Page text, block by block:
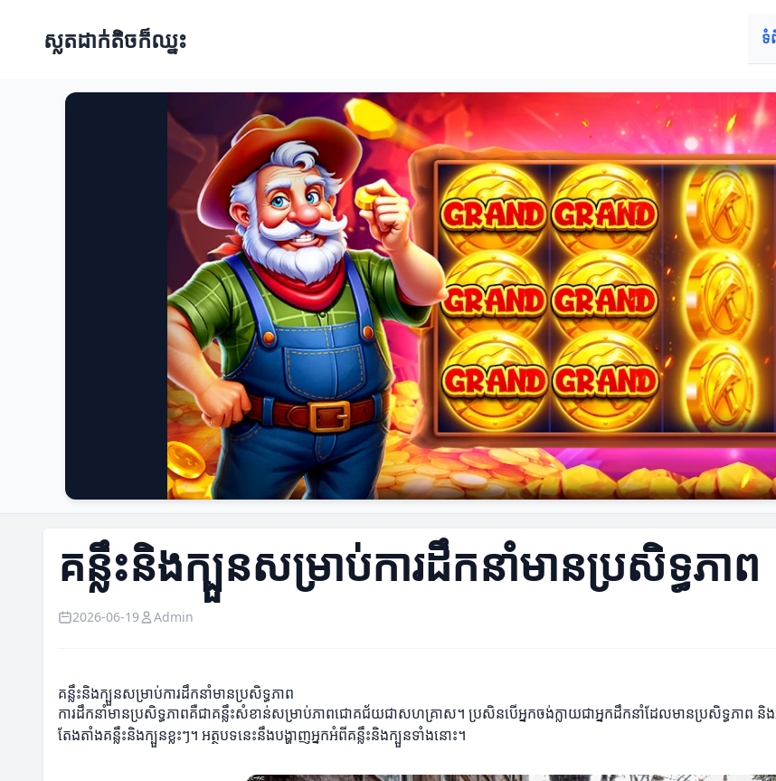
ស្លតដាក់តិចក៏ឈ្នះ ទំ
គន្លឹះនិងក្បួនសម្រាប់ការដឹកនាំមានប្រសិទ្ធភាព
2026-06-19 Admin
គន្លឹះនិងក្បួនសម្រាប់ការដឹកនាំមានប្រសិទ្ធភាព
ការដឹកនាំមានប្រសិទ្ធភាពគឺជាគន្លឹះសំខាន់សម្រាប់ភាពជោគជ័យជាសហគ្រាស។ ប្រសិនបើអ្នកចង់ក្លាយជាអ្នកដឹកនាំដែលមានប្រសិទ្ធភា
តែងតាំងគន្លឹះនិងក្បួនខ្លះៗ។ អត្ថបទនេះនឹងបង្ហាញអ្នកអំពីគន្លឹះនិងក្បួនទាំងនោះ។